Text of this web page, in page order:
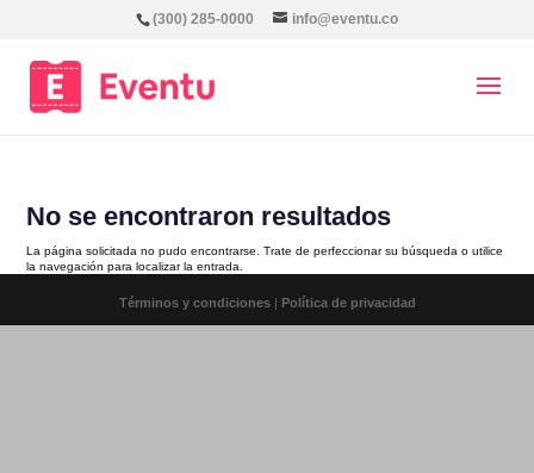
(300) 285-0000 info@eventu.co
No se encontraron resultados
La página solicitada no pudo encontrarse. Trate de perfeccionar su búsqueda o utilice
la navegación para localizar la entrada.
Términos y condiciones | Política de privacidad